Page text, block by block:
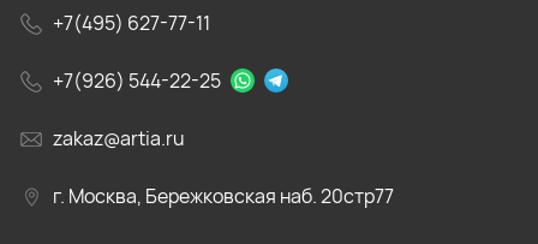
+7(495) 627-77-11
+7(926) 544-22-25
zakaz@artia.ru
г. Москва, Бережковская наб. 20стр77